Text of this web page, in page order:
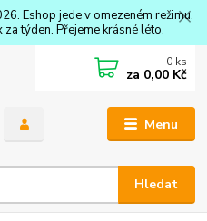
Eshop jede v omezeném režimu,
týden. Přejeme krásné léto.
Menu
Hledat
0 ks
za 0,00 Kč